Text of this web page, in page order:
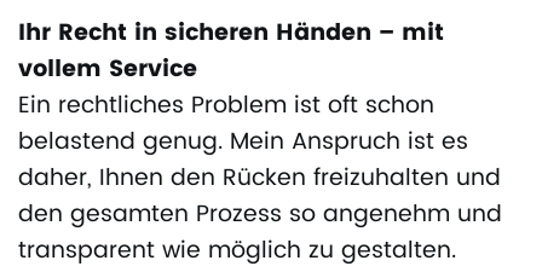
Ihr Recht in sicheren Händen – mit
vollem Service
Ein rechtliches Problem ist oft schon
belastend genug. Mein Anspruch ist es
daher, Ihnen den Rücken freizuhalten und
den gesamten Prozess so angenehm und
transparent wie möglich zu gestalten.